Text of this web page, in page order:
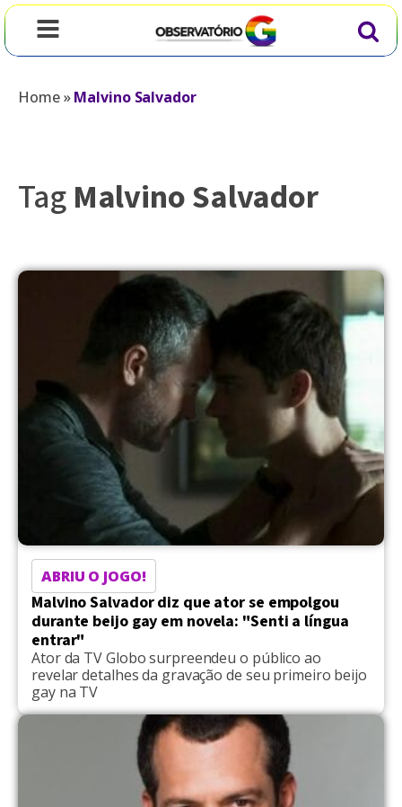
Home»Malvino Salvador
TagMalvino Salvador
ABRIU O JOGO!
Malvino Salvador diz que ator se empolgou
durante beijo gay em novela: "Senti a língua
entrar"
Ator da TV Globo surpreendeu o público ao
revelar detalhes da gravação de seu primeiro beijo
gay na TV